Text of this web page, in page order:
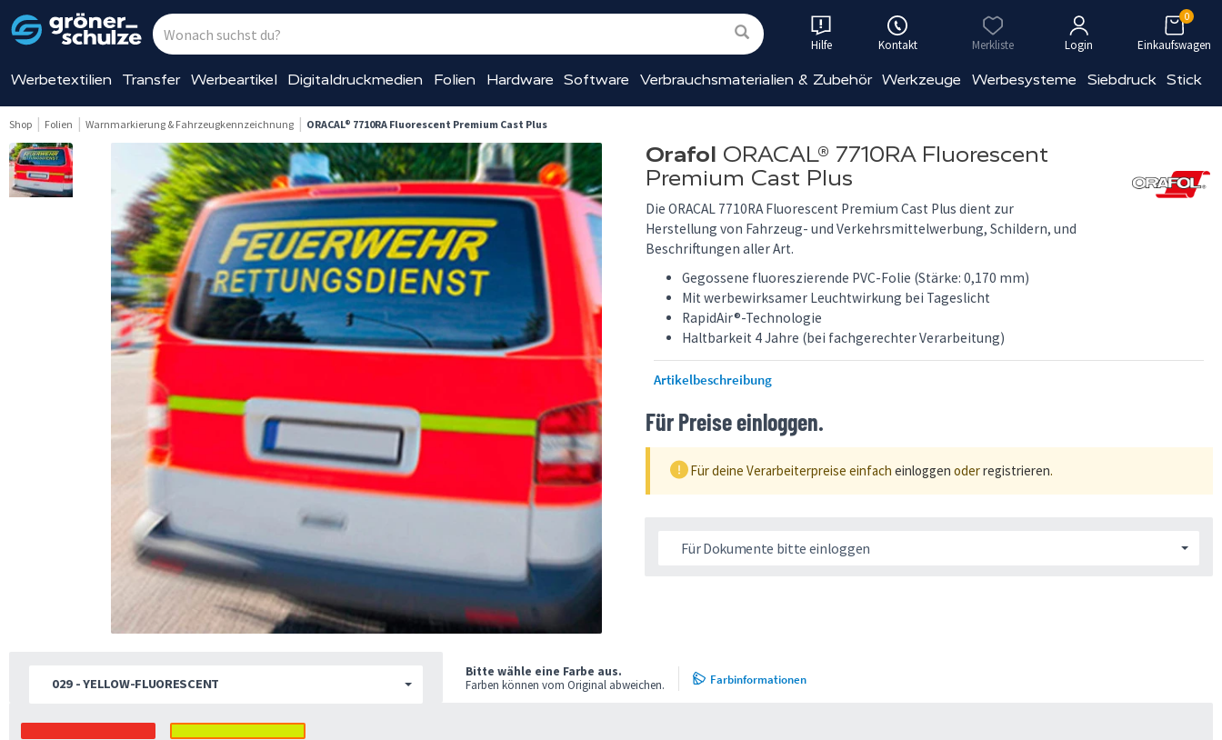
Hilfe Kontakt Merkliste Login Einkaufswagen
0
Werbetextilien Transfer Werbeartikel Digitaldruckmedien Folien Hardware Software Verbrauchsmaterialien & Zubehör Werkzeuge Werbesysteme Siebdruck Stick
Shop Folien Warnmarkierung & Fahrzeugkennzeichnung ORACAL® 7710RA Fluorescent Premium Cast Plus
Orafol ORACAL® 7710RA Fluorescent
Premium Cast Plus
Die ORACAL 7710RA Fluorescent Premium Cast Plus dient zur
Herstellung von Fahrzeug- und Verkehrsmittelwerbung, Schildern, und
Beschriftungen aller Art.
Gegossene fluoreszierende PVC-Folie (Stärke: 0,170 mm)
Mit werbewirksamer Leuchtwirkung bei Tageslicht
RapidAir®-Technologie
Haltbarkeit 4 Jahre (bei fachgerechter Verarbeitung)
Artikelbeschreibung
Für Preise einloggen.
Für deine Verarbeiterpreise einfach einloggen oderregistrieren.
Für Dokumente bitte einloggen
029 - YELLOW-FLUORESCENT
Bitte wähle eine Farbe aus.
Farben können vom Original abweichen.
Farbinformationen